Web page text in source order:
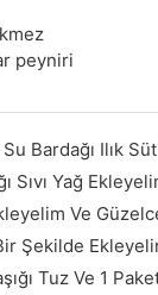
peyniri
Bardağı Ilık
Sıvı Yağ
Ve
Şekilde
Tuz Ve 1